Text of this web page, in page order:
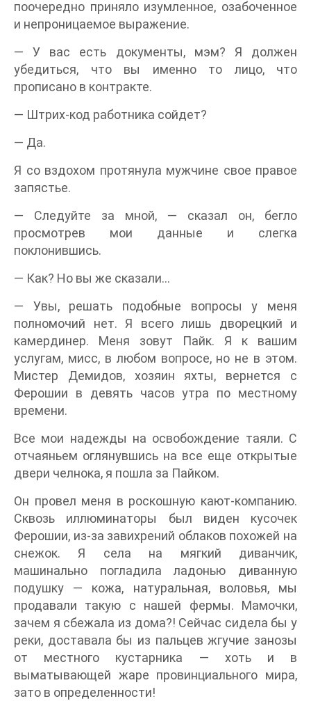
поочередно приняло изумленное, озабоченное
и непроницаемое выражение.
— У вас есть документы, мэм? Я должен
убедиться, что вы именно то лицо, что
прописано в контракте.
— Штрих-код работника сойдет?
— Да.
Я со вздохом протянула мужчине свое правое
запястье.
— Следуйте за мной, — сказал он, бегло
просмотрев мои данные и слегка
поклонившись.
— Как? Но вы же сказали…
— Увы, решать подобные вопросы у меня
полномочий нет. Я всего лишь дворецкий и
камердинер. Меня зовут Пайк. Я к вашим
услугам, мисс, в любом вопросе, но не в этом.
Мистер Демидов, хозяин яхты, вернется с
Ферошии в девять часов утра по местному
времени.
Все мои надежды на освобождение таяли. С
отчаяньем оглянувшись на все еще открытые
двери челнока, я пошла за Пайком.
Он провел меня в роскошную кают-компанию.
Сквозь иллюминаторы был виден кусочек
Ферошии, из-за завихрений облаков похожей на
снежок. Я села на мягкий диванчик,
машинально погладила ладонью диванную
подушку — кожа, натуральная, воловья, мы
продавали такую с нашей фермы. Мамочки,
зачем я сбежала из дома?! Сейчас сидела бы у
реки, доставала бы из пальцев жгучие занозы
от местного кустарника — хоть и в
выматывающей жаре провинциального мира,
зато в определенности!